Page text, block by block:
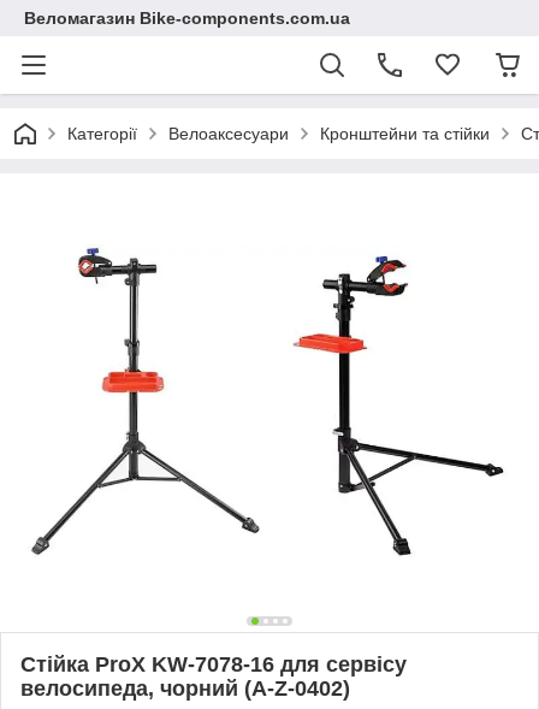
Веломагазин Bike-components.com.ua
Категорії Велоаксесуари Кронштейни та стійки
Стійка ProX KW-7078-16 для сервісу
велосипеда, чорний (A-Z-0402)